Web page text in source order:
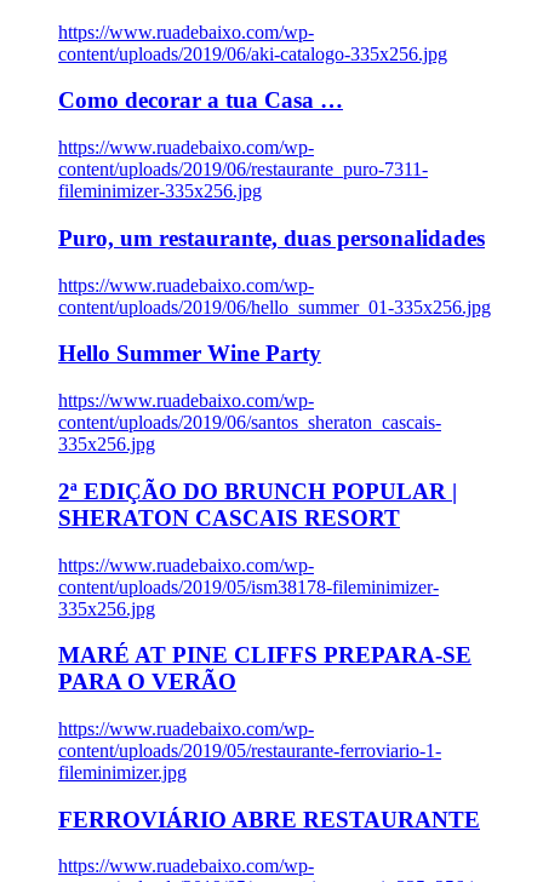
https://www.ruadebaixo.com/wp-
content/uploads/2019/06/aki-catalogo-335x256.jpg
Como decorar a tua Casa …
https://www.ruadebaixo.com/wp-
content/uploads/2019/06/restaurante_puro-7311-
fileminimizer-335x256.jpg
Puro, um restaurante, duas personalidades
https://www.ruadebaixo.com/wp-
content/uploads/2019/06/hello_summer_01-335x256.jpg
Hello Summer Wine Party
https://www.ruadebaixo.com/wp-
content/uploads/2019/06/santos_sheraton_cascais-
335x256.jpg
2ª EDIÇÃO DO BRUNCH POPULAR |
SHERATON CASCAIS RESORT
https://www.ruadebaixo.com/wp-
content/uploads/2019/05/ism38178-fileminimizer-
335x256.jpg
MARÉ AT PINE CLIFFS PREPARA-SE
PARA O VERÃO
https://www.ruadebaixo.com/wp-
content/uploads/2019/05/restaurante-ferroviario-1-
fileminimizer.jpg
FERROVIÁRIO ABRE RESTAURANTE
https://www.ruadebaixo.com/wp-